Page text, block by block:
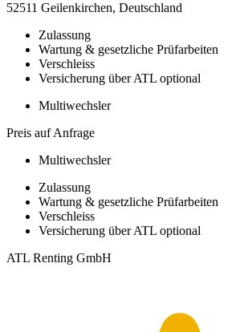
52511 Geilenkirchen, Deutschland
Zulassung
Wartung & gesetzliche Prüfarbeiten
Verschleiss
Versicherung über ATL optional
Multiwechsler
Preis auf Anfrage
Multiwechsler
Zulassung
Wartung & gesetzliche Prüfarbeiten
Verschleiss
Versicherung über ATL optional
ATL Renting GmbH